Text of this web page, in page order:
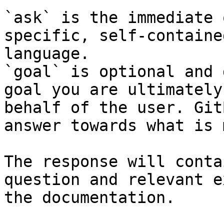
`ask` is the
specific, self-
language.
`goal` is optional and
goal you are
behalf of the user.
answer towards what
The response will
question and relevant
the documentation.